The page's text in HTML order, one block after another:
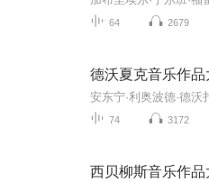
64 2679
德沃夏克音乐作品
74 3172
西贝柳斯音乐作品